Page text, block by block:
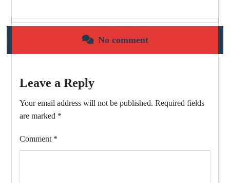
No comment
Leave a Reply
Your email address will not be published. Required fields
are marked *
Comment *